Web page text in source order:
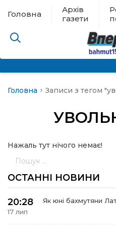
Головна
Архів
газети
евакуації
новини
Головна Записи з тегом
Нажаль тут нічого немає!
ОСТАННІ НОВИНИ
20:28
17 лип
Як юні бахмутяни